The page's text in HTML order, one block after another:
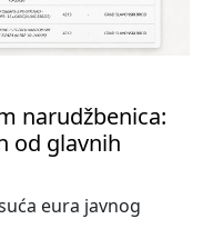
narudžbenica:
od glavnih
eura javnog